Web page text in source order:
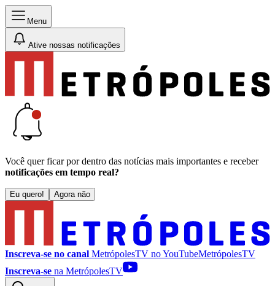
Menu
Ative nossas notificações
Você quer ficar por dentro das notícias mais importantes e receber
notificações em tempo real?
Eu quero! Agora não
Inscreva-se no canal MetrópolesTV noYouTubeMetrópolesTV
Inscreva-se na MetrópolesTV